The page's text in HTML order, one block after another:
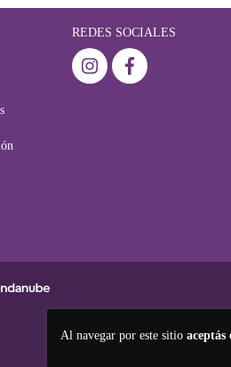
Al navegar por este sitio aceptás
REDES SOCIALES